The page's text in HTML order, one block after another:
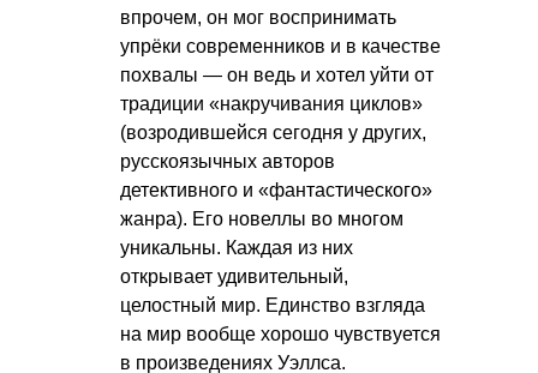
впрочем, он мог воспринимать
упрёки современников и в качестве
похвалы — он ведь и хотел уйти от
традиции «накручивания циклов»
(возродившейся сегодня у других,
русскоязычных авторов
детективного и «фантастического»
жанра). Его новеллы во многом
уникальны. Каждая из них
открывает удивительный,
целостный мир. Единство взгляда
на мир вообще хорошо чувствуется
в произведениях Уэллса.